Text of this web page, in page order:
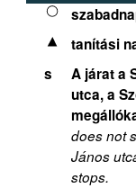
tanítási
s
A járat a
utca, a
does not
János
stops.